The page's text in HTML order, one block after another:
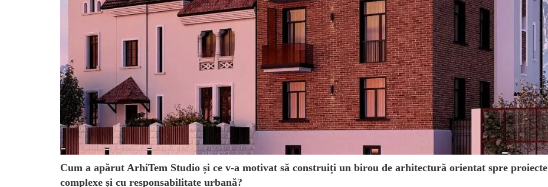
Cum a apărut ArhiTem Studio și ce v-a motivat să construiți un birou de arhitectură orientat spre proiecte
complexe și cu responsabilitate urbană?